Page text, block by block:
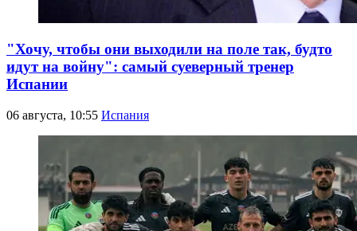
"Хочу, чтобы они выходили на поле так, будто
идут на войну": самый суеверный тренер
Испании
06 августа, 10:55 Испания